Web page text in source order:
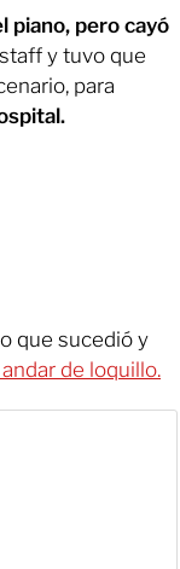
piano, pero cayó
y tuvo que
para
que sucedió y
de loquillo.